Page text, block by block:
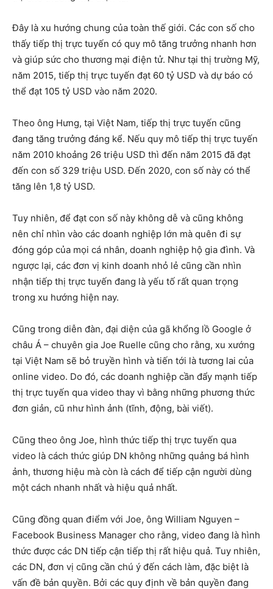
Đây là xu hướng chung của toàn thế giới. Các con số cho
thấy tiếp thị trực tuyến có quy mô tăng trưởng nhanh hơn
và giúp sức cho thương mại điện tử. Như tại thị trường Mỹ,
năm 2015, tiếp thị trực tuyến đạt 60 tỷ USD và dự báo có
thể đạt 105 tỷ USD vào năm 2020.
Theo ông Hưng, tại Việt Nam, tiếp thị trực tuyến cũng
đang tăng trưởng đáng kể. Nếu quy mô tiếp thị trực tuyến
năm 2010 khoảng 26 triệu USD thì đến năm 2015 đã đạt
đến con số 329 triệu USD. Đến 2020, con số này có thể
tăng lên 1,8 tỷ USD.
Tuy nhiên, để đạt con số này không dễ và cũng không
nên chỉ nhìn vào các doanh nghiệp lớn mà quên đi sự
đóng góp của mọi cá nhân, doanh nghiệp hộ gia đình. Và
ngược lại, các đơn vị kinh doanh nhỏ lẻ cũng cần nhìn
nhận tiếp thị trực tuyến đang là yếu tố rất quan trọng
trong xu hướng hiện nay.
Cũng trong diễn đàn, đại diện của gã khổng lồ Google ở
châu Á – chuyên gia Joe Ruelle cũng cho rằng, xu xướng
tại Việt Nam sẽ bỏ truyền hình và tiến tới là tương lai của
online video. Do đó, các doanh nghiệp cần đẩy mạnh tiếp
thị trực tuyến qua video thay vì bằng những phương thức
đơn giản, cũ như hình ảnh (tĩnh, động, bài viết).
Cũng theo ông Joe, hình thức tiếp thị trực tuyến qua
video là cách thức giúp DN không những quảng bá hình
ảnh, thương hiệu mà còn là cách để tiếp cận người dùng
một cách nhanh nhất và hiệu quả nhất.
Cũng đồng quan điểm với Joe, ông William Nguyen –
Facebook Business Manager cho rằng, video đang là hình
thức được các DN tiếp cận tiếp thị rất hiệu quả. Tuy nhiên,
các DN, đơn vị cũng cần chú ý đến cách làm, đặc biệt là
vấn đề bản quyền. Bởi các quy định về bản quyền đang